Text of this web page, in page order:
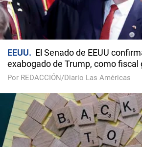
EEUU
El Senado de EEUU
exabogado de Trump, como fiscal
Por REDACCIÓN/Diario Las Américas